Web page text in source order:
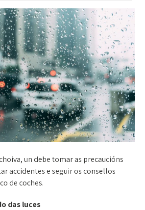
un debe tomar as precaucións
accidentes e seguir os consellos
de coches.
das luces